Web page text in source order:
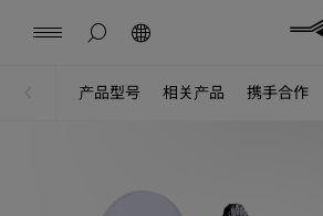
隐藏页面搜索
联系方式 位置 新闻 工作 资料下载
China english
产品型号 相关产品 携手合作